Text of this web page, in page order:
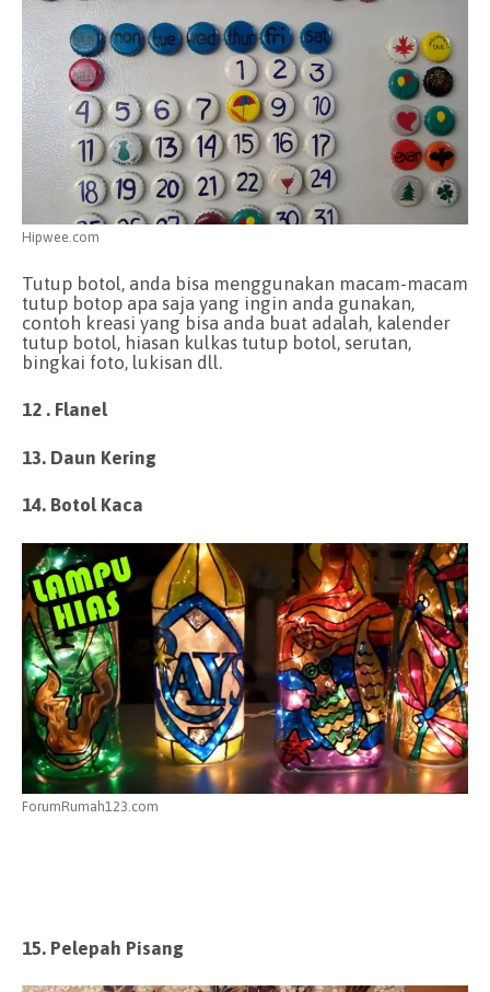
Hipwee.com
Tutup botol, anda bisa menggunakan macam-macam
tutup botop apa saja yang ingin anda gunakan,
contoh kreasi yang bisa anda buat adalah, kalender
tutup botol, hiasan kulkas tutup botol, serutan,
bingkai foto, lukisan dll.
12 . Flanel
13. Daun Kering
14. Botol Kaca
ForumRumah123.com
15. Pelepah Pisang